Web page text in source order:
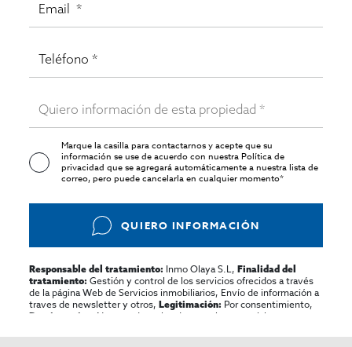
Marque la casilla para contactarnos y acepte que su
información se use de acuerdo con nuestraPolítica de
privacidadque se agregará automáticamente a nuestra lista de
correo, pero puede cancelarla en cualquier momento*
QUIERO INFORMACIÓN
Responsable del tratamiento: Inmo Olaya S.L,Finalidad del
tratamiento: Gestión y control de los servicios ofrecidos a través
de la página Web de Servicios inmobiliarios, Envío de información a
traves de newsletter y otros,Legitimación: Por consentimiento,
Destinatarios:
No se cederan los datos, salvo para elaborar
rectificar y suprimir los datos, solicitar la portabilidad de los